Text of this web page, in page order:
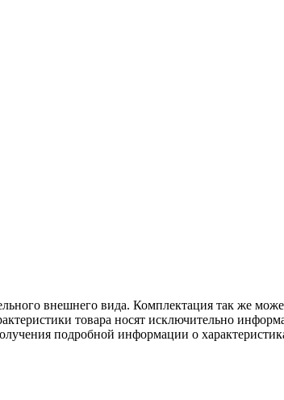
внешнего вида. Комплектация так же
товара носят исключительно
подробной информации о